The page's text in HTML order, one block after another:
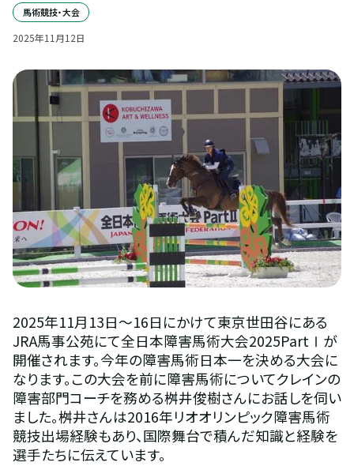
馬術競技・大会
2025年11 月12日
2025年11月13日～16日にかけて東京世田谷にある
JRA馬事公苑にて全日本障害馬術大会2025PartⅠが
開催されます。今年の障害馬術日本一を決める大会に
なります。この大会を前に障害馬術についてクレインの
障害部門コーチを務める桝井俊樹さんにお話しを伺い
ました。桝井さんは2016年リオオリンピック障害馬術
競技出場経験もあり、国際舞台で積んだ知識と経験を
選手たちに伝えています。